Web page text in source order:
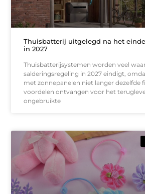
Thuisbatterij uitgelegd na het
in 2027
Thuisbatterijsystemen worden veel
salderingsregeling in 2027 eindigt,
met zonnepanelen niet langer dezelfde
voordelen ontvangen voor het
ongebruikte